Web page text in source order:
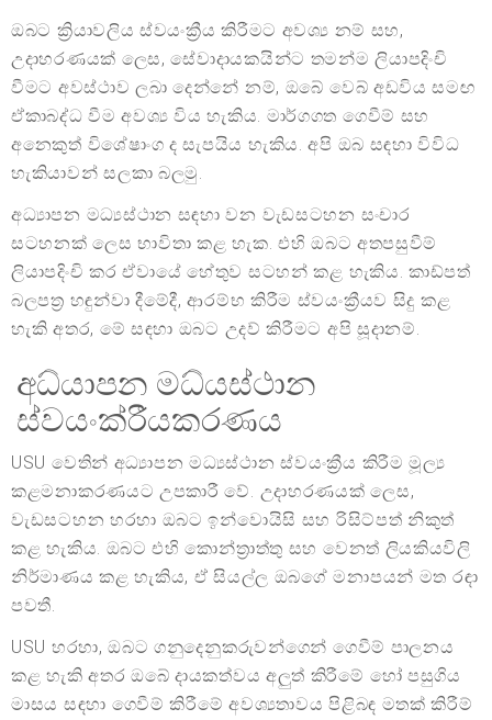
ඔබට ක්‍රියාවලිය ස්වයංක්‍රීය කිරීමට අවශ්‍ය නම් සහ,
උදාහරණයක් ලෙස, සේවාදායකයින්ට තමන්ම ලියාපදිංචි
වීමට අවස්ථාව ලබා දෙන්නේ නම්, ඔබේ වෙබ් අඩවිය සමඟ
ඒකාබද්ධ වීම අවශ්‍ය විය හැකිය. මාර්ගගත ගෙවීම් සහ
අනෙකුත් විශේෂාංග ද සැපයිය හැකිය. අපි ඔබ සඳහා විවිධ
හැකියාවන් සලකා බලමු.
අධ්‍යාපන මධ්‍යස්ථාන සඳහා වන වැඩසටහන සංචාර
සටහනක් ලෙස භාවිතා කළ හැක. එහි ඔබට අතපසුවීම්
ලියාපදිංචි කර ඒවායේ හේතුව සටහන් කළ හැකිය. කාඩ්පත්
බලපත්‍ර හඳුන්වා දීමේදී, ආරම්භ කිරීම ස්වයංක්‍රීයව සිදු කළ
හැකි අතර, මේ සඳහා ඔබට උදව් කිරීමට අපි සූදානම්.
අධ්යාපන මධ්යස්ථාන
ස්වයංක්රීයකරණය
USU වෙතින් අධ්‍යාපන මධ්‍යස්ථාන ස්වයංක්‍රීය කිරීම මූල්‍ය
කළමනාකරණයට උපකාරී වේ. උදාහරණයක් ලෙස,
වැඩසටහන හරහා ඔබට ඉන්වොයිසි සහ රිසිට්පත් නිකුත්
කළ හැකිය. ඔබට එහි කොන්ත්‍රාත්තු සහ වෙනත් ලියකියවිලි
නිර්මාණය කළ හැකිය, ඒ සියල්ල ඔබගේ මනාපයන් මත රඳා
පවතී.
USU හරහා, ඔබට ගනුදෙනුකරුවන්ගෙන් ගෙවීම් පාලනය
කළ හැකි අතර ඔබේ දායකත්වය අලුත් කිරීමේ හෝ පසුගිය
මාසය සඳහා ගෙවීම් කිරීමේ අවශ්‍යතාවය පිළිබඳ මතක් කිරීම්